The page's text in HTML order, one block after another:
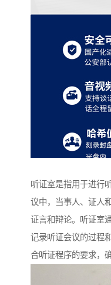
听证室是指用于进行
议中，当事人、证人
证言和辩论。听证室
记录听证会议的过程
合听证程序的要求，